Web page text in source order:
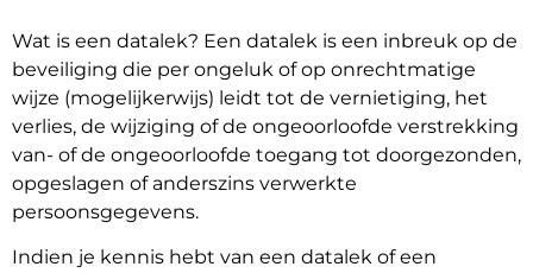
Wat is een datalek? Een datalek is een inbreuk op de
beveiliging die per ongeluk of op onrechtmatige
wijze (mogelijkerwijs) leidt tot de vernietiging, het
verlies, de wijziging of de ongeoorloofde verstrekking
van- of de ongeoorloofde toegang tot doorgezonden,
opgeslagen of anderszins verwerkte
persoonsgegevens.
Indien je kennis hebt van een datalek of een